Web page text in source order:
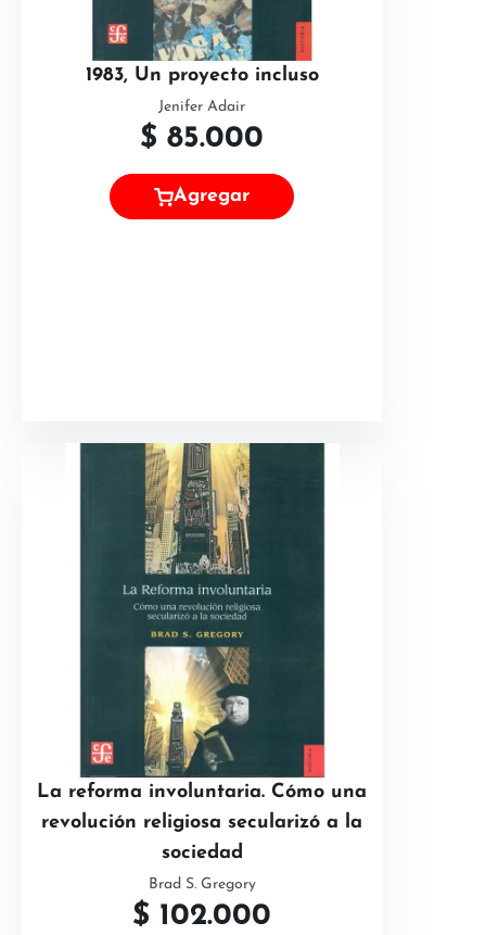
1983, Un proyecto incluso
Jenifer Adair
$ 85.000
Agregar
La reforma involuntaria. Cómo una
revolución religiosa secularizó a la
sociedad
Brad S. Gregory
$ 102.000